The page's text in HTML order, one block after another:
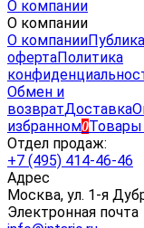
О компании
О компании
О компании
офертаПолитика
Обмен и
возвратДоставка
избранном0Товары
Отдел продаж:
+7 (495) 414-46-46
Адрес
Москва, ул. 1-я
Электронная почта